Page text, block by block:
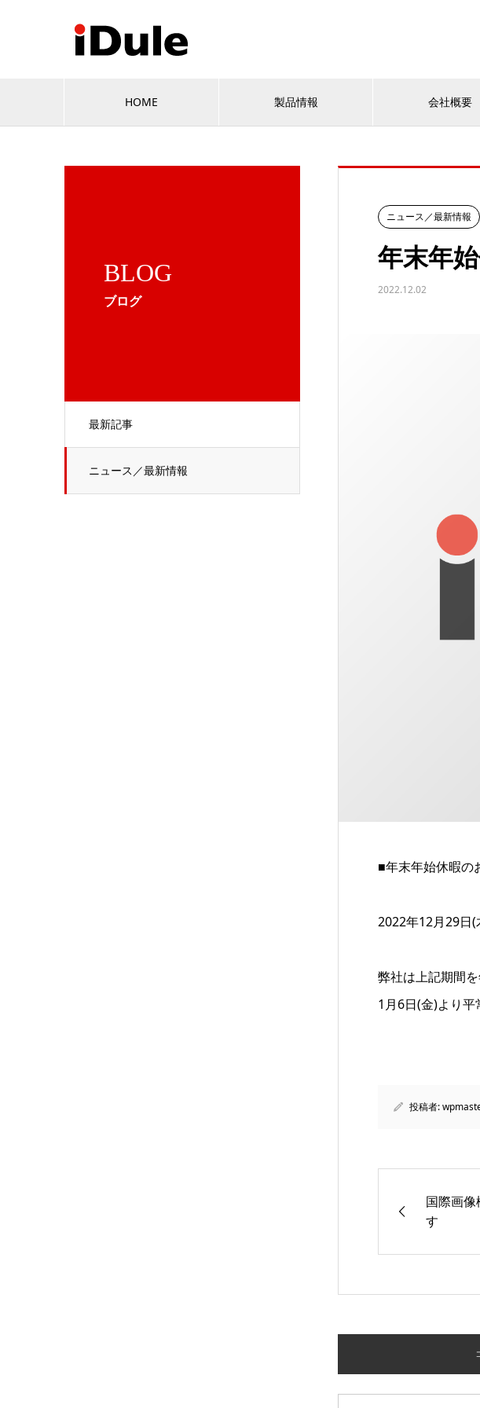
HOME 製品情報 会社概要
BLOG
ブログ
最新記事
ニュース／最新情報
ニュース／最新情報
年末年
2022.12.02
■年末年始休暇の
2022年12月29日
弊社は上記期間
1月6日(金)より平
投稿者:
国際画像
す